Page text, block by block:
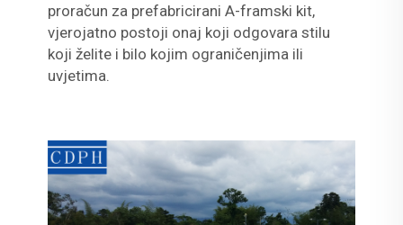
proračun za prefabricirani A-framski kit,
vjerojatno postoji onaj koji odgovara stilu
koji želite i bilo kojim ograničenjima ili
uvjetima.